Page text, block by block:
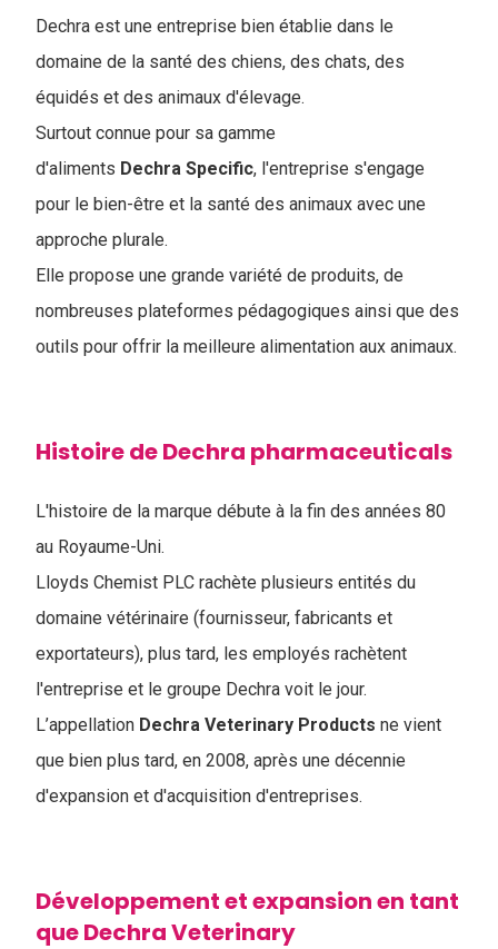
Dechra est une entreprise bien établie dans le
domaine de la santé des chiens, des chats, des
équidés et des animaux d'élevage.
Surtout connue pour sa gamme
d'aliments Dechra Specific, l'entreprise s'engage
pour le bien-être et la santé des animaux avec une
approche plurale.
Elle propose une grande variété de produits, de
nombreuses plateformes pédagogiques ainsi que des
outils pour offrir la meilleure alimentation aux animaux.
Histoire de Dechra pharmaceuticals
L'histoire de la marque débute à la fin des années 80
au Royaume-Uni.
Lloyds Chemist PLC rachète plusieurs entités du
domaine vétérinaire (fournisseur, fabricants et
exportateurs), plus tard, les employés rachètent
l'entreprise et le groupe Dechra voit le jour.
L’appellation Dechra Veterinary Products ne vient
que bien plus tard, en 2008, après une décennie
d'expansion et d'acquisition d'entreprises.
Développement et expansion en tant
que Dechra Veterinary